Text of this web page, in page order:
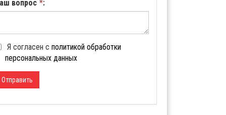
вопрос *:
Я согласен сполитикой обработки
персональных данных
Отправить